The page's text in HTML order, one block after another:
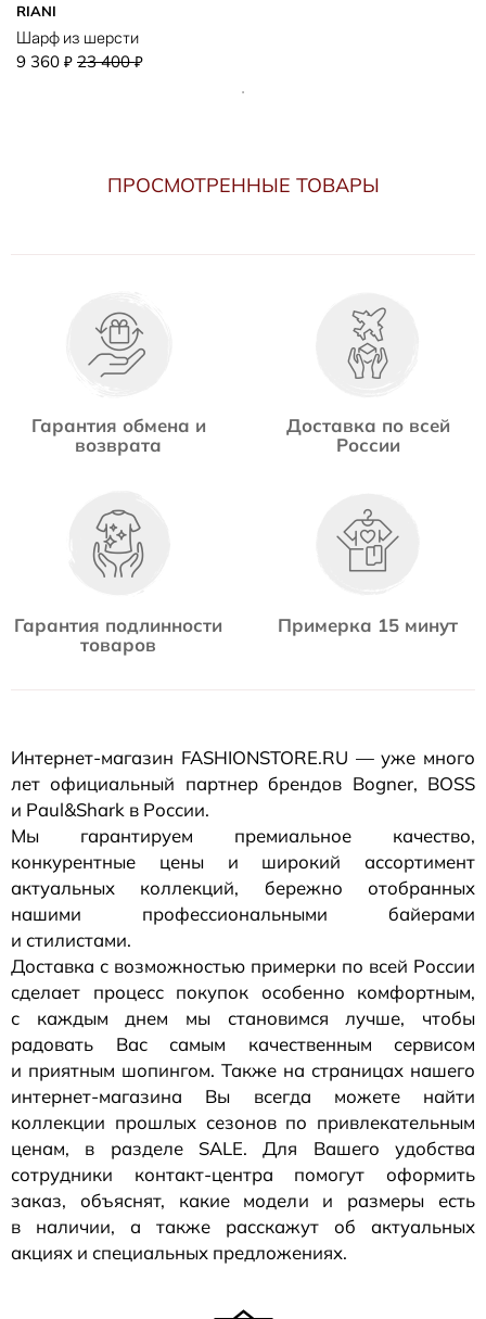
RIANI
Шарф из шерсти
9 360 ₽ 23 400₽
ПРОСМОТРЕННЫЕ ТОВАРЫ
Гарантия обмена и
возврата
Доставка по всей
России
Гарантия подлинности
товаров
Примерка 15 минут
Интернет-магазин FASHIONSTORE.RU — уже много
лет официальный партнер брендов Bogner, BOSS
и Paul&Shark в России.
Мы гарантируем премиальное качество,
конкурентные цены и широкий ассортимент
актуальных коллекций, бережно отобранных
нашими профессиональными байерами
и стилистами.
Доставка с возможностью примерки по всей России
сделает процесс покупок особенно комфортным,
с каждым днем мы становимся лучше, чтобы
радовать Вас самым качественным сервисом
и приятным шопингом. Также на страницах нашего
интернет-магазина Вы всегда можете найти
коллекции прошлых сезонов по привлекательным
ценам, в разделе SALE. Для Вашего удобства
сотрудники контакт-центра помогут оформить
заказ, объяснят, какие модели и размеры есть
в наличии, а также расскажут об актуальных
акциях и специальных предложениях.